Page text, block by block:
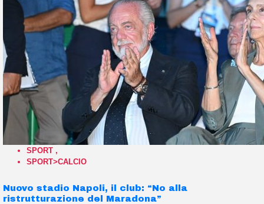
SPORT ,
SPORT>CALCIO
Nuovo stadio Napoli, il club: “No alla
ristrutturazione del Maradona”